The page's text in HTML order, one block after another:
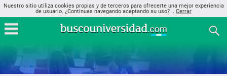
Nuestro sitio utiliza cookies propias y de terceros para ofrecerte una mejor experiencia
de usuario. ¿Continuas navegando aceptando su uso? .. Cerrar